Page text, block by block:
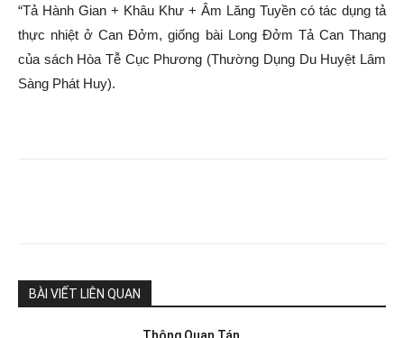
“Tả Hành Gian + Khâu Khư + Âm Lăng Tuyền có tác dụng tả
thực nhiệt ở Can Đởm, giống bài Long Đởm Tả Can Thang
của sách Hòa Tễ Cục Phương (Thường Dụng Du Huyệt Lâm
Sàng Phát Huy).
BÀI VIẾT LIÊN QUAN